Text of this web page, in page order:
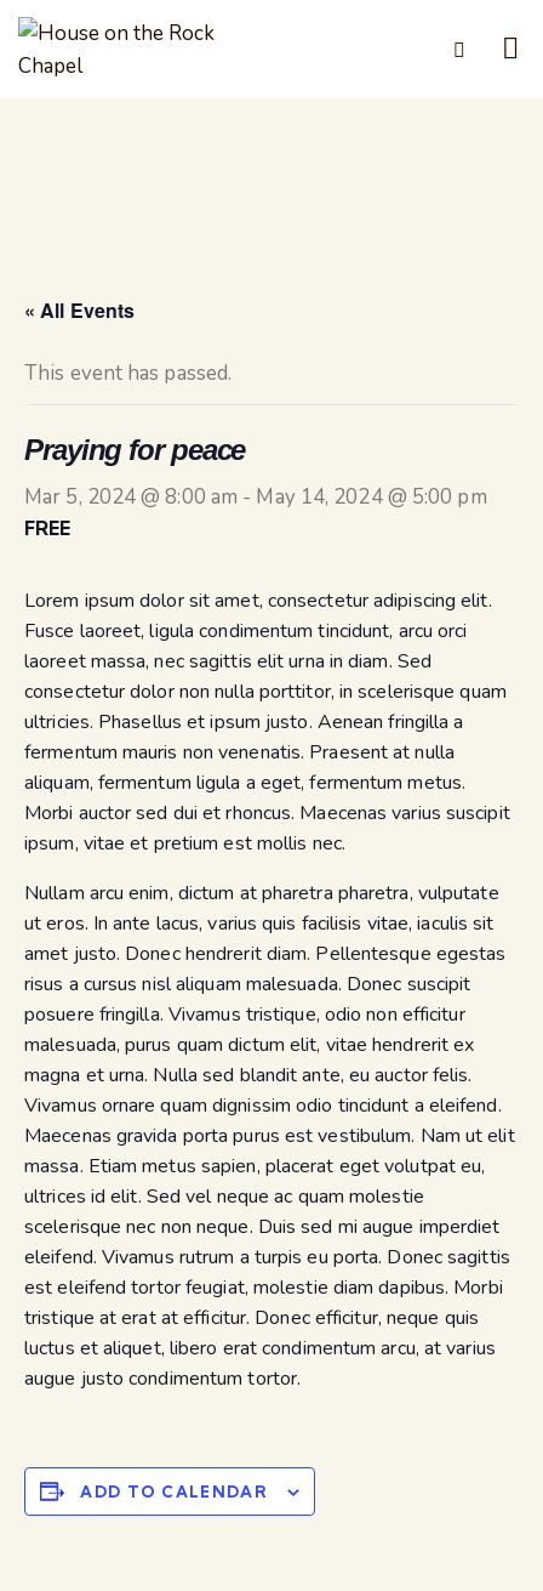
« All Events
This event has passed.
Praying for peace
Mar 5, 2024 @ 8:00 am - May 14, 2024 @ 5:00 pm
FREE
Lorem ipsum dolor sit amet, consectetur adipiscing elit.
Fusce laoreet, ligula condimentum tincidunt, arcu orci
laoreet massa, nec sagittis elit urna in diam. Sed
consectetur dolor non nulla porttitor, in scelerisque quam
ultricies. Phasellus et ipsum justo. Aenean fringilla a
fermentum mauris non venenatis. Praesent at nulla
aliquam, fermentum ligula a eget, fermentum metus.
Morbi auctor sed dui et rhoncus. Maecenas varius suscipit
ipsum, vitae et pretium est mollis nec.
Nullam arcu enim, dictum at pharetra pharetra, vulputate
ut eros. In ante lacus, varius quis facilisis vitae, iaculis sit
amet justo. Donec hendrerit diam. Pellentesque egestas
risus a cursus nisl aliquam malesuada. Donec suscipit
posuere fringilla. Vivamus tristique, odio non efficitur
malesuada, purus quam dictum elit, vitae hendrerit ex
magna et urna. Nulla sed blandit ante, eu auctor felis.
Vivamus ornare quam dignissim odio tincidunt a eleifend.
Maecenas gravida porta purus est vestibulum. Nam ut elit
massa. Etiam metus sapien, placerat eget volutpat eu,
ultrices id elit. Sed vel neque ac quam molestie
scelerisque nec non neque. Duis sed mi augue imperdiet
eleifend. Vivamus rutrum a turpis eu porta. Donec sagittis
est eleifend tortor feugiat, molestie diam dapibus. Morbi
tristique at erat at efficitur. Donec efficitur, neque quis
luctus et aliquet, libero erat condimentum arcu, at varius
augue justo condimentum tortor.
ADD TO CALENDAR